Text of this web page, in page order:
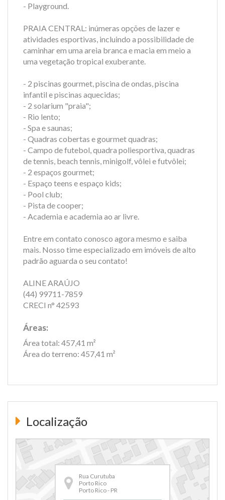
- Playground.
PRAIA CENTRAL: inúmeras opções de lazer e
atividades esportivas, incluindo a possibilidade de
caminhar em uma areia branca e macia em meio a
uma vegetação tropical exuberante.
- 2 piscinas gourmet, piscina de ondas, piscina
infantil e piscinas aquecidas;
- 2 solarium "praia";
- Rio lento;
- Spa e saunas;
- Quadras cobertas e gourmet quadras;
- Campo de futebol, quadra poliesportiva, quadras
de tennis, beach tennis, minigolf, vôlei e futvôlei;
- 2 espaços gourmet;
- Espaço teens e espaço kids;
- Pool club;
- Pista de cooper;
- Academia e academia ao ar livre.
Entre em contato conosco agora mesmo e saiba
mais. Nosso time especializado em imóveis de alto
padrão aguarda o seu contato!
ALINE ARAÚJO
(44) 99711-7859
CRECI n° 42593
Áreas:
Área total: 457,41 m²
Área do terreno: 457,41 m²
Localização
Rua Curutuba
Porto Rico
Porto Rico - PR